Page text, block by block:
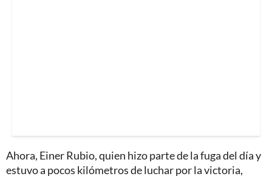
Ahora, Einer Rubio, quien hizo parte de la fuga del día y
estuvo a pocos kilómetros de luchar por la victoria,